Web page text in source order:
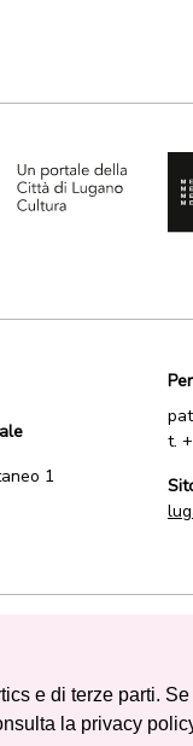
1
t.
e di terze parti.
la privacy